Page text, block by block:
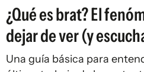
¿Qué es brat? El
dejar de ver (y
Una guía básica para